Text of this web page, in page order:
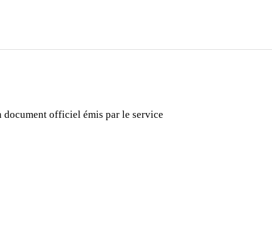
document officiel émis par le service